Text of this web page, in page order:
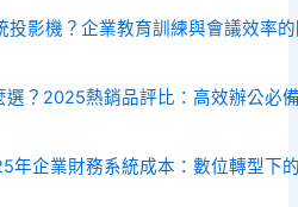
投影機？企業教育訓練與會議效率
選？2025熱銷品評比：高效辦公必
年企業財務系統成本：數位轉型下